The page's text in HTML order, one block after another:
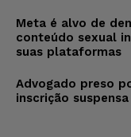
Meta é alvo de
conteúdo sexual
suas plataformas
Advogado preso
inscrição